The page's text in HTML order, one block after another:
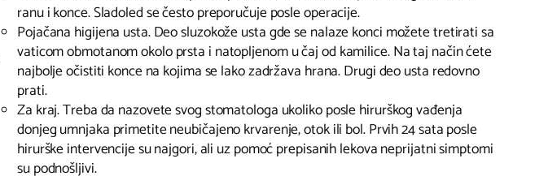
ranu i konce. Sladoled se često preporučuje posle operacije.
Pojačana higijena usta. Deo sluzokože usta gde se nalaze konci možete tretirati sa
vaticom obmotanom okolo prsta i natopljenom u čaj od kamilice. Na taj način ćete
najbolje očistiti konce na kojima se lako zadržava hrana. Drugi deo usta redovno
prati.
Za kraj. Treba da nazovete svog stomatologa ukoliko posle hirurškog vađenja
donjeg umnjaka primetite neubičajeno krvarenje, otok ili bol. Prvih 24 sata posle
hirurške intervencije su najgori, ali uz pomoć prepisanih lekova neprijatni simptomi
su podnošljivi.